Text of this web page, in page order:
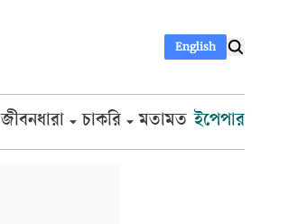
English
জীবনধারা চাকরি মতামত ইপেপার